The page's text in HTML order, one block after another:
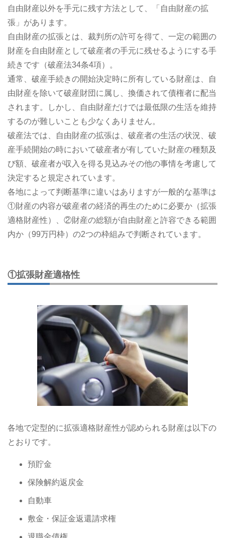
自由財産以外を手元に残す方法として、「自由財産の拡
張」があります。
自由財産の拡張とは、裁判所の許可を得て、一定の範囲の
財産を自由財産として破産者の手元に残せるようにする手
続きです（破産法34条4項）。
通常、破産手続きの開始決定時に所有している財産は、自
由財産を除いて破産財団に属し、換価されて債権者に配当
されます。しかし、自由財産だけでは最低限の生活を維持
するのが難しいことも少なくありません。
破産法では、自由財産の拡張は、破産者の生活の状況、破
産手続開始の時において破産者が有していた財産の種類及
び額、破産者が収入を得る見込みその他の事情を考慮して
決定すると規定されています。
各地によって判断基準に違いはありますが一般的な基準は
①財産の内容が破産者の経済的再生のために必要か（拡張
適格財産性）、②財産の総額が自由財産と許容できる範囲
内か（99万円枠）の2つの枠組みで判断されています。
①拡張財産適格性
各地で定型的に拡張適格財産性が認められる財産は以下の
とおりです。
預貯金
保険解約返戻金
自動車
敷金・保証金返還請求権